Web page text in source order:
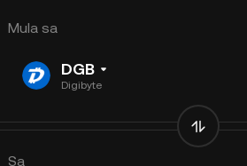
Mula sa
DGB
Digibyte
Sa